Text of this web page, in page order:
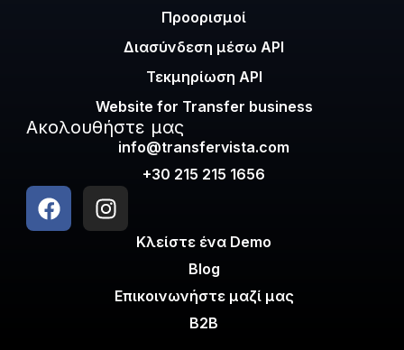
Προορισμοί
Διασύνδεση μέσω API
Τεκμηρίωση API
Website for Transfer business
Ακολουθήστε μας
info@transfervista.com
+30 215 215 1656
Κλείστε ένα Demo
Blog
Επικοινωνήστε μαζί μας
B2B